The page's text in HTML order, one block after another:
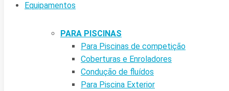
Equipamentos
PARA PISCINAS
Para Piscinas de competição
Coberturas e Enroladores
Condução de fluídos
Para Piscina Exterior